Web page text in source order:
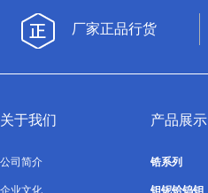
厂家正品行货
关于我们
公司简介
企业文化
产品展示
锆系列
钽铌铪钨钼